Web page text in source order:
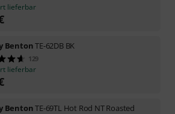
lieferbar
BentonTE-62DB BK
129
lieferbar
BentonTE-69TL Hot Rod NT Roasted